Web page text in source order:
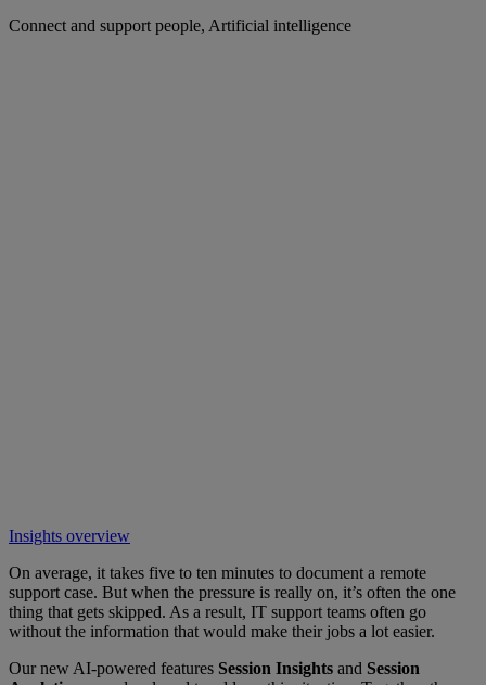
Connect and support people, Artificial intelligence
Insights overview
On average, it takes five to ten minutes to document a remote
support case. But when the pressure is really on, it’s often the one
thing that gets skipped. As a result, IT support teams often go
without the information that would make their jobs a lot easier.
Our new AI-powered features Session Insights and Session